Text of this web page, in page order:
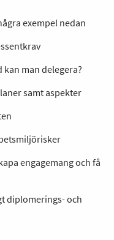
exempel nedan
kan man delegera?
samt aspekter
engagemang och få
diplomerings- och